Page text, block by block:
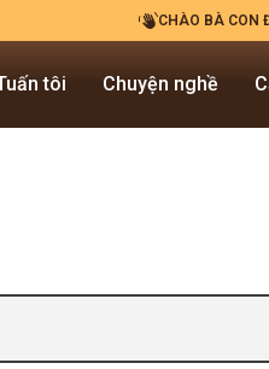
CHÀO BÀ CON
tôi Chuyện nghề